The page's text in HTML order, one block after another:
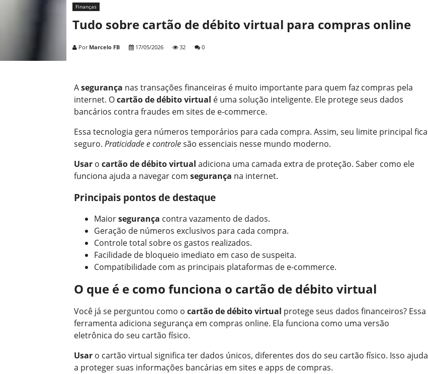
Finanças
Tudo sobre cartão de débito virtual para compras online
Por Marcelo FB 17/05/2026 32 0
Asegurança nas transações financeiras é muito importante para quem faz compras pela
internet. Ocartão de débito virtual é uma solução inteligente. Ele protege seus dados
bancários contra fraudes em sites de e-commerce.
Essa tecnologia gera números temporários para cada compra. Assim, seu limite principal fica
seguro. Praticidade e controlesão essenciais nesse mundo moderno.
Usar o cartão de débito virtual adiciona uma camada extra de proteção. Saber como ele
funciona ajuda a navegar com segurança na internet.
Principais pontos de destaque
Maiorsegurança contra vazamento de dados.
Geração de números exclusivos para cada compra.
Controle total sobre os gastos realizados.
Facilidade de bloqueio imediato em caso de suspeita.
Compatibilidade com as principais plataformas de e-commerce.
O que é e como funciona o cartão de débito virtual
Você já se perguntou como o cartão de débito virtual protege seus dados financeiros? Essa
ferramenta adiciona segurança em compras online. Ela funciona como uma versão
eletrônica do seu cartão físico.
Usar o cartão virtual significa ter dados únicos, diferentes dos do seu cartão físico. Isso ajuda
a proteger suas informações bancárias em sites e apps de compras.